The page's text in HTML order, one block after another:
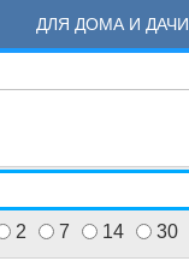
ДЛЯ ДОМА И ДАЧИ
2 7 14 30